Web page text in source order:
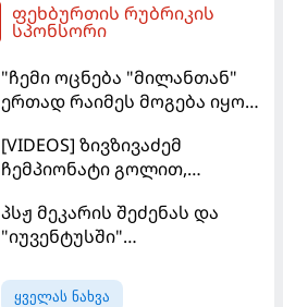
ფეხბურთის რუბრიკის
სპონსორი
"ჩემი ოცნება "მილანთან"
ერთად რაიმეს მოგება იყო" -
თავის მისიაზე ისაუბრა
[VIDEOS] ზივზივაძემ
ჩემპიონატი გოლით,
გამარჯვებით დაიწყო
პსჟ მეკარის შეძენას და
"იუვენტუსში"
ყველას ნახვა